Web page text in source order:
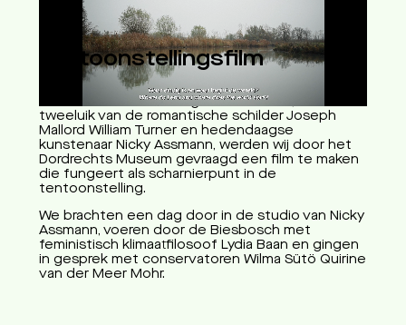
Dordrechts Museum
Tentoonstellingsfilm
Voor de tentoonstelling Water & Licht; een
tweeluik van de romantische schilder Joseph
Mallord William Turner en hedendaagse
kunstenaar Nicky Assmann, werden wij door het
Dordrechts Museum gevraagd een film te maken
die fungeert als scharnierpunt in de
tentoonstelling.
We brachten een dag door in de studio van Nicky
Assmann, voeren door de Biesbosch met
feministisch klimaatfilosoof Lydia Baan en gingen
in gesprek met conservatoren Wilma Sütö Quirine
van der Meer Mohr.